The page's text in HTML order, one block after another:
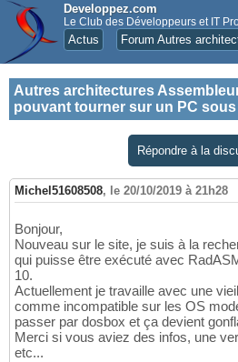
Developpez.com
Le Club des Développeurs et IT
Actus Forum Autres
Autres architectures
pouvant tourner sur un PC
Répondre à la
Michel51608508, le 20/10/2019 à 21h28
Bonjour,
Nouveau sur le site, je suis à la
qui puisse être exécuté avec
10.
Actuellement je travaille avec une
comme incompatible sur les OS
passer par dosbox et ça devient
Merci si vous aviez des infos, une
etc...